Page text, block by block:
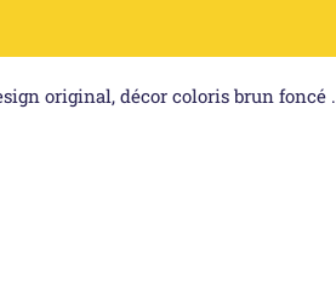
original, décor coloris brun foncé .